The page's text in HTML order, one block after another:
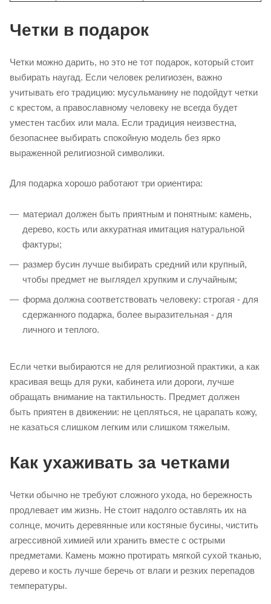
Четки в подарок
Четки можно дарить, но это не тот подарок, который стоит
выбирать наугад. Если человек религиозен, важно
учитывать его традицию: мусульманину не подойдут четки
с крестом, а православному человеку не всегда будет
уместен тасбих или мала. Если традиция неизвестна,
безопаснее выбирать спокойную модель без ярко
выраженной религиозной символики.
Для подарка хорошо работают три ориентира:
материал должен быть приятным и понятным: камень,
дерево, кость или аккуратная имитация натуральной
фактуры;
размер бусин лучше выбирать средний или крупный,
чтобы предмет не выглядел хрупким и случайным;
форма должна соответствовать человеку: строгая - для
сдержанного подарка, более выразительная - для
личного и теплого.
Если четки выбираются не для религиозной практики, а как
красивая вещь для руки, кабинета или дороги, лучше
обращать внимание на тактильность. Предмет должен
быть приятен в движении: не цепляться, не царапать кожу,
не казаться слишком легким или слишком тяжелым.
Как ухаживать за четками
Четки обычно не требуют сложного ухода, но бережность
продлевает им жизнь. Не стоит надолго оставлять их на
солнце, мочить деревянные или костяные бусины, чистить
агрессивной химией или хранить вместе с острыми
предметами. Камень можно протирать мягкой сухой тканью,
дерево и кость лучше беречь от влаги и резких перепадов
температуры.